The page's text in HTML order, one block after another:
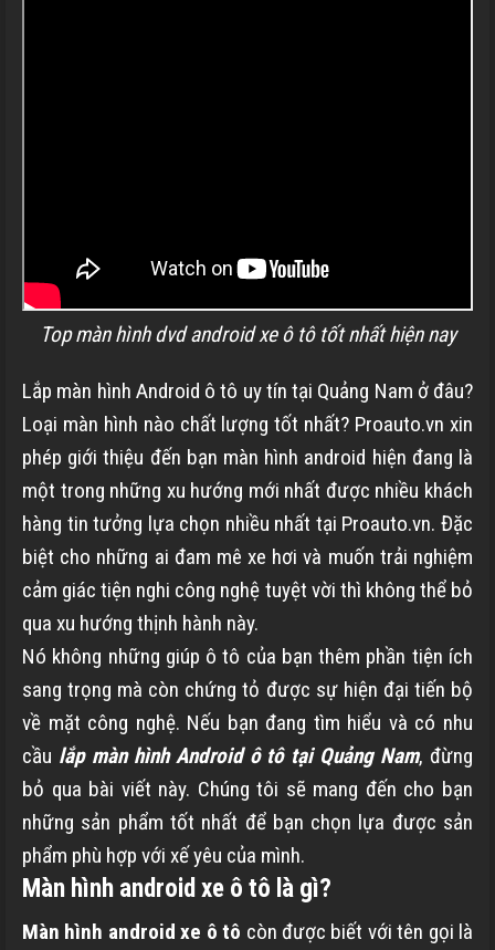
Top màn hình dvd android xe ô tô tốt nhất hiện nay
Lắp màn hình Android ô tô uy tín tại Quảng Nam ở đâu?
Loại màn hình nào chất lượng tốt nhất? Proauto.vn xin
phép giới thiệu đến bạn màn hình android hiện đang là
một trong những xu hướng mới nhất được nhiều khách
hàng tin tưởng lựa chọn nhiều nhất tại Proauto.vn. Đặc
biệt cho những ai đam mê xe hơi và muốn trải nghiệm
cảm giác tiện nghi công nghệ tuyệt vời thì không thể bỏ
qua xu hướng thịnh hành này.
Nó không những giúp ô tô của bạn thêm phần tiện ích
sang trọng mà còn chứng tỏ được sự hiện đại tiến bộ
về mặt công nghệ. Nếu bạn đang tìm hiểu và có nhu
cầu lắp màn hình Android ô tô tại Quảng Nam, đừng
bỏ qua bài viết này. Chúng tôi sẽ mang đến cho bạn
những sản phẩm tốt nhất để bạn chọn lựa được sản
phẩm phù hợp với xế yêu của mình.
Màn hình android xe ô tô là gì?
Màn hình android xe ô tô còn được biết với tên gọi là